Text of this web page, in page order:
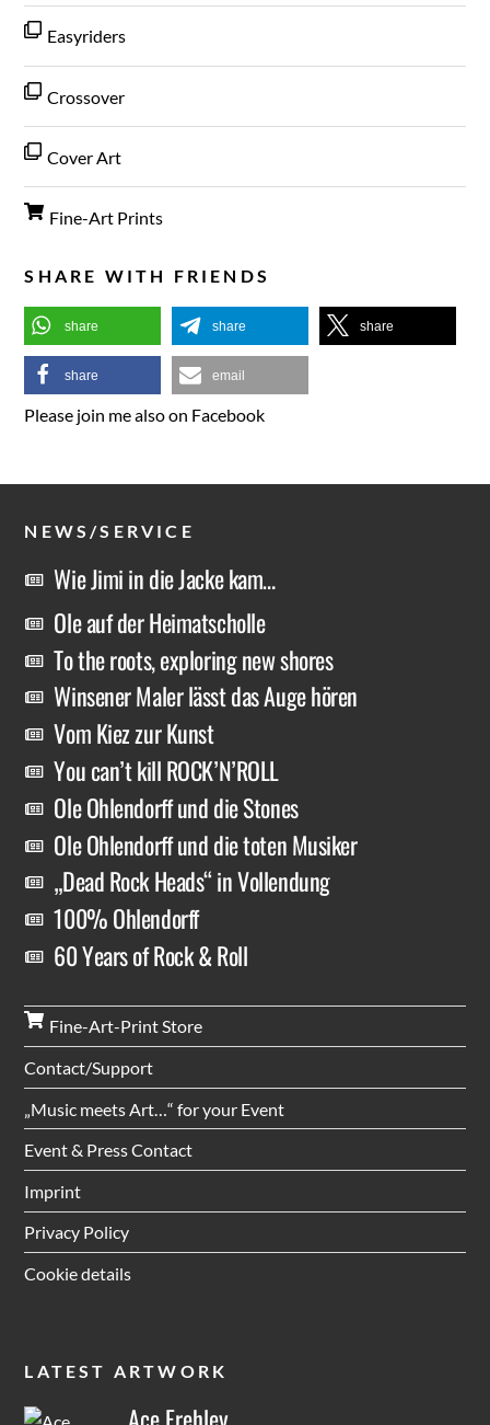
Easyriders
Crossover
Cover Art
Fine-Art Prints
SHARE WITH FRIENDS
share share share
share email
Please join me also on Facebook
NEWS/SERVICE
Wie Jimi in die Jacke kam…
Ole auf der Heimatscholle
To the roots, exploring new shores
Winsener Maler lässt das Auge hören
Vom Kiez zur Kunst
You can’t kill ROCK’N’ROLL
Ole Ohlendorff und die Stones
Ole Ohlendorff und die toten Musiker
„Dead Rock Heads“ in Vollendung
100% Ohlendorff
60 Years of Rock & Roll
Fine-Art-Print Store
Contact/Support
„Music meets Art…“ for your Event
Event & Press Contact
Imprint
Privacy Policy
Cookie details
LATEST ARTWORK